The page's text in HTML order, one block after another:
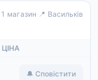
1 магазин· 📍 Васильків
ЦІНА
🔔 Сповістити